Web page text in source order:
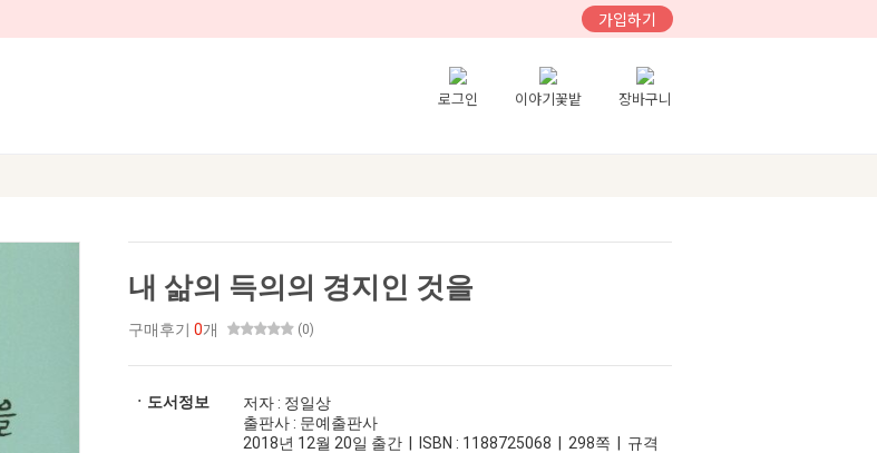
가입하기
로그인 이야기꽃밭 장바구니
내 삶의 득의의 경지인 것을
구매후기 0개 (0)
ㆍ도서정보
저자 : 정일상
출판사 : 문예출판사
2018년 12월 20일 출간 | ISBN : 1188725068 | 298쪽 | 규격